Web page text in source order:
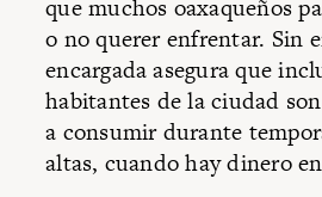
que muchos oaxaqueños
o no querer enfrentar. Sin
encargada asegura que
habitantes de la ciudad
a consumir durante
altas, cuando hay dinero